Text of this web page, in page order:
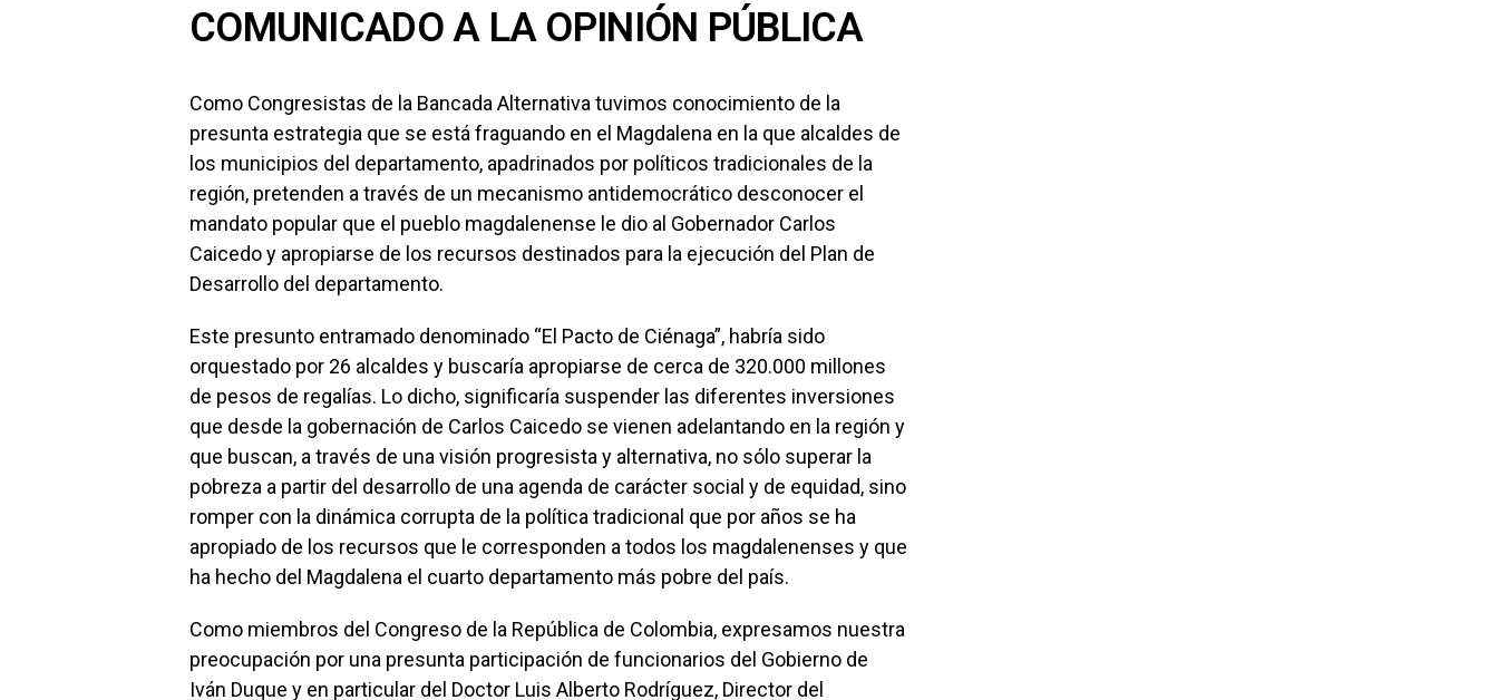
COMUNICADO A LA OPINIÓN PÚBLICA
Como Congresistas de la Bancada Alternativa tuvimos conocimiento de la
presunta estrategia que se está fraguando en el Magdalena en la que alcaldes de
los municipios del departamento, apadrinados por políticos tradicionales de la
región, pretenden a través de un mecanismo antidemocrático desconocer el
mandato popular que el pueblo magdalenense le dio al Gobernador Carlos
Caicedo y apropiarse de los recursos destinados para la ejecución del Plan de
Desarrollo del departamento.
Este presunto entramado denominado “El Pacto de Ciénaga”, habría sido
orquestado por 26 alcaldes y buscaría apropiarse de cerca de 320.000 millones
de pesos de regalías. Lo dicho, significaría suspender las diferentes inversiones
que desde la gobernación de Carlos Caicedo se vienen adelantando en la región y
que buscan, a través de una visión progresista y alternativa, no sólo superar la
pobreza a partir del desarrollo de una agenda de carácter social y de equidad, sino
romper con la dinámica corrupta de la política tradicional que por años se ha
apropiado de los recursos que le corresponden a todos los magdalenenses y que
ha hecho del Magdalena el cuarto departamento más pobre del país.
Como miembros del Congreso de la República de Colombia, expresamos nuestra
preocupación por una presunta participación de funcionarios del Gobierno de
Iván Duque y en particular del Doctor Luis Alberto Rodríguez, Director del